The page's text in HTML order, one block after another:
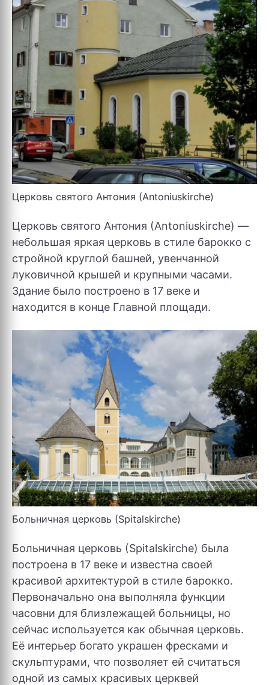
Церковь святого Антония (Antoniuskirchе)
Церковь святого Антония (Antoniuskirchе) —
небольшая яркая церковь в стиле барокко с
стройной круглой башней, увенчанной
луковичной крышей и крупными часами.
Здание было построено в 17 веке и
находится в конце Главной площади.
Больничная церковь (Spitalskirche)
Больничная церковь (Spitalskirche) была
построена в 17 веке и известна своей
красивой архитектурой в стиле барокко.
Первоначально она выполняла функции
часовни для близлежащей больницы, но
сейчас используется как обычная церковь.
Её интерьер богато украшен фресками и
скульптурами, что позволяет ей считаться
одной из самых красивых церквей